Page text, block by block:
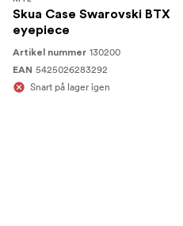
Skua Case Swarovski BTX
eyepiece
Artikel nummer 130200
EAN 5425026283292
Snart på lager igen